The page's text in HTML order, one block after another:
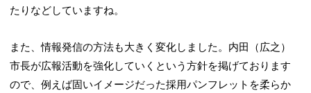
たりなどしていますね。
また、情報発信の方法も大きく変化しました。内田（広之）
市長が広報活動を強化していくという方針を掲げております
ので、例えば固いイメージだった採用パンフレットを柔らか